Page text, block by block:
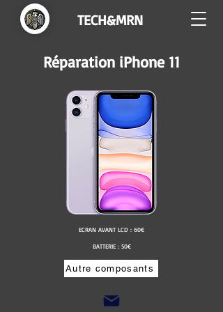
TECH&MRN
Réparation iPhone 11
ECRAN AVANT LCD : 60€
BATTERIE : 50€
Autre composants